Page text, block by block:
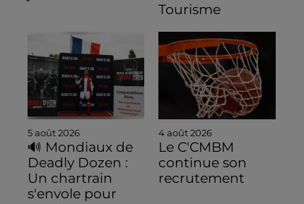
Tourisme
5 août 2026
🔊 Mondiaux de
Deadly Dozen :
Un chartrain
s'envole pour
4 août 2026
Le C'CMBM
continue son
recrutement